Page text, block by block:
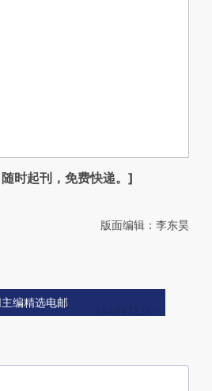
随时起刊，免费快递。]
版面编辑：李东昊
编精选电邮